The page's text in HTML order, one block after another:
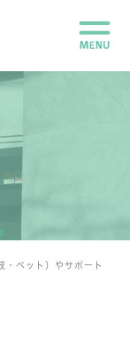
・ベット）やサポート